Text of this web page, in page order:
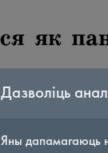
Дазволіць
Яны дапамагаюць